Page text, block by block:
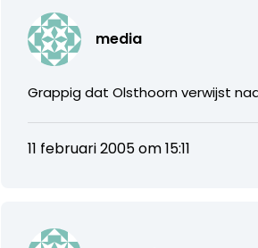
media
Grappig dat Olsthoorn verwijst
11 februari 2005 om 15:11